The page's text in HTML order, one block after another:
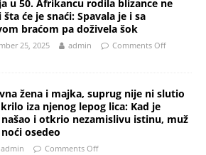
u 50. Afrikancu rodila blizance ne
će je snaći: Spavala je i sa
braćom pa doživela šok
25, 2025 admin Comments Off
žena i majka, suprug nije ni slutio
iza njenog lepog lica: Kad je
i otkrio nezamislivu istinu, muž
osedeo
admin Comments Off